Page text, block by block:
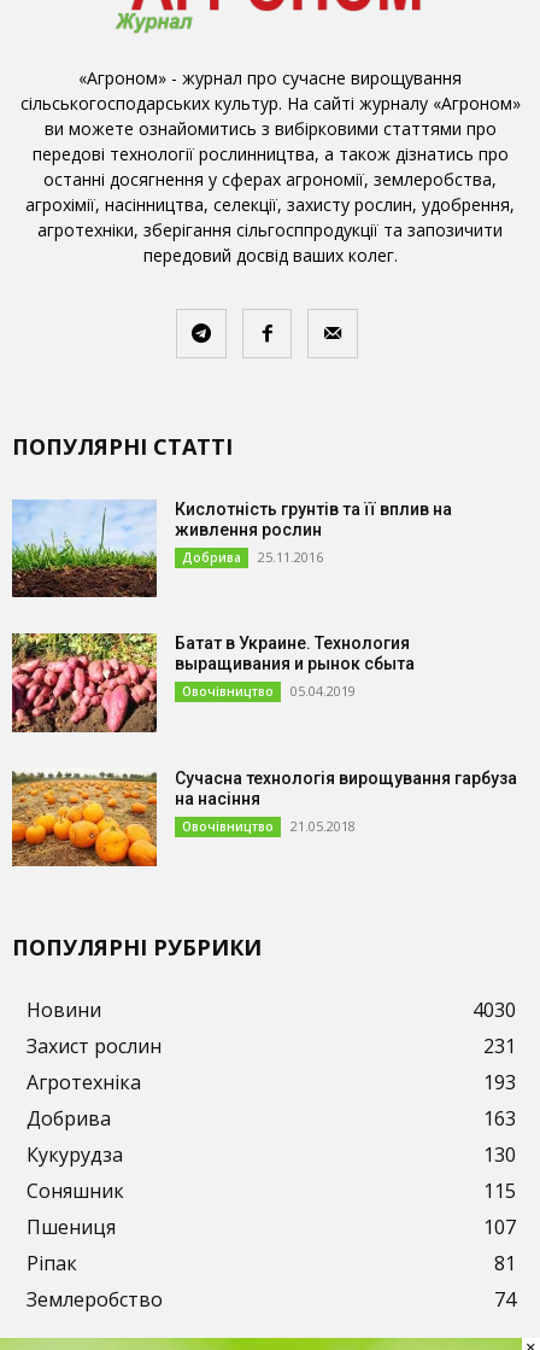
«Агроном» - журнал про сучасне вирощування
сільськогосподарських культур. На сайті журналу «Агроном»
ви можете ознайомитись з вибірковими статтями про
передові технології рослинництва, а також дізнатись про
останні досягнення у сферах агрономії, землеробства,
агрохімії, насінництва, селекції, захисту рослин, удобрення,
агротехніки, зберігання сільгосппродукції та запозичити
передовий досвід ваших колег.
ПОПУЛЯРНІ СТАТТІ
Кислотність грунтів та її вплив на
живлення рослин
Добрива 25.11.2016
Батат в Украине. Технология
выращивания и рынок сбыта
Овочівництво 05.04.2019
Сучасна технологія вирощування гарбуза
на насіння
Овочівництво 21.05.2018
ПОПУЛЯРНІ РУБРИКИ
Новини
4030
Захист рослин
231
Агротехніка
193
Добрива
163
Кукурудза
130
Соняшник
115
Пшениця
107
Ріпак
81
Землеробство
74